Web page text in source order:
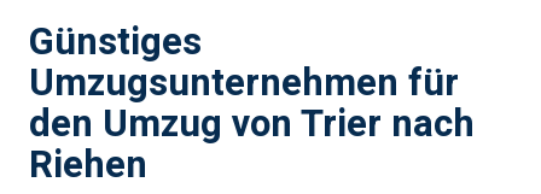
Günstiges
Umzugsunternehmen für
den Umzug von Trier nach
Riehen